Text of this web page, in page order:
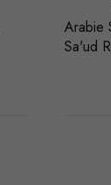
Arabie
Sa'ud